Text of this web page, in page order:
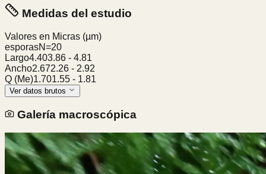
Medidas del estudio
Valores en Micras (µm)
esporasN=20
Largo4.403.86 - 4.81
Ancho2.672.26 - 2.92
Q (Me)1.701.55 - 1.81
Ver datos brutos
Galería macroscópica